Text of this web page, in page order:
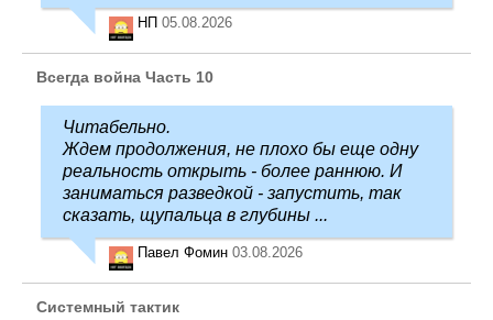
НП 05.08.2026
Всегда война Часть 10
Читабельно.
Ждем продолжения, не плохо бы еще одну
реальность открыть - более раннюю. И
заниматься разведкой - запустить, так
сказать, щупальца в глубины ...
Павел Фомин 03.08.2026
Системный тактик